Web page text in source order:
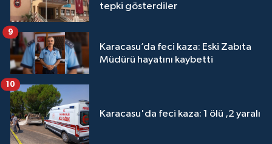
tepki gösterdiler
Karacasu’da feci kaza: Eski Zabıta
Müdürü hayatını kaybetti
9
Karacasu'da feci kaza: 1 ölü ,2 yaralı
10